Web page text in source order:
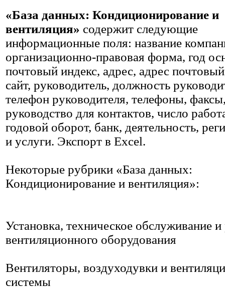
«База данных: Кондиционирование и
вентиляция» cодержит следующие
информационные поля: название
организационно-правовая форма, год
почтовый индекс, адрес, адрес
сайт, руководитель, должность
телефон руководителя, телефоны,
руководство для контактов, число
годовой оборот, банк, деятельность,
и услуги. Экспорт в Excel.
Некоторые рубрики «База данных:
Кондиционирование и вентиляция»:
Установка, техническое обслуживание
вентиляционного оборудования
Вентиляторы, воздуходувки и
системы